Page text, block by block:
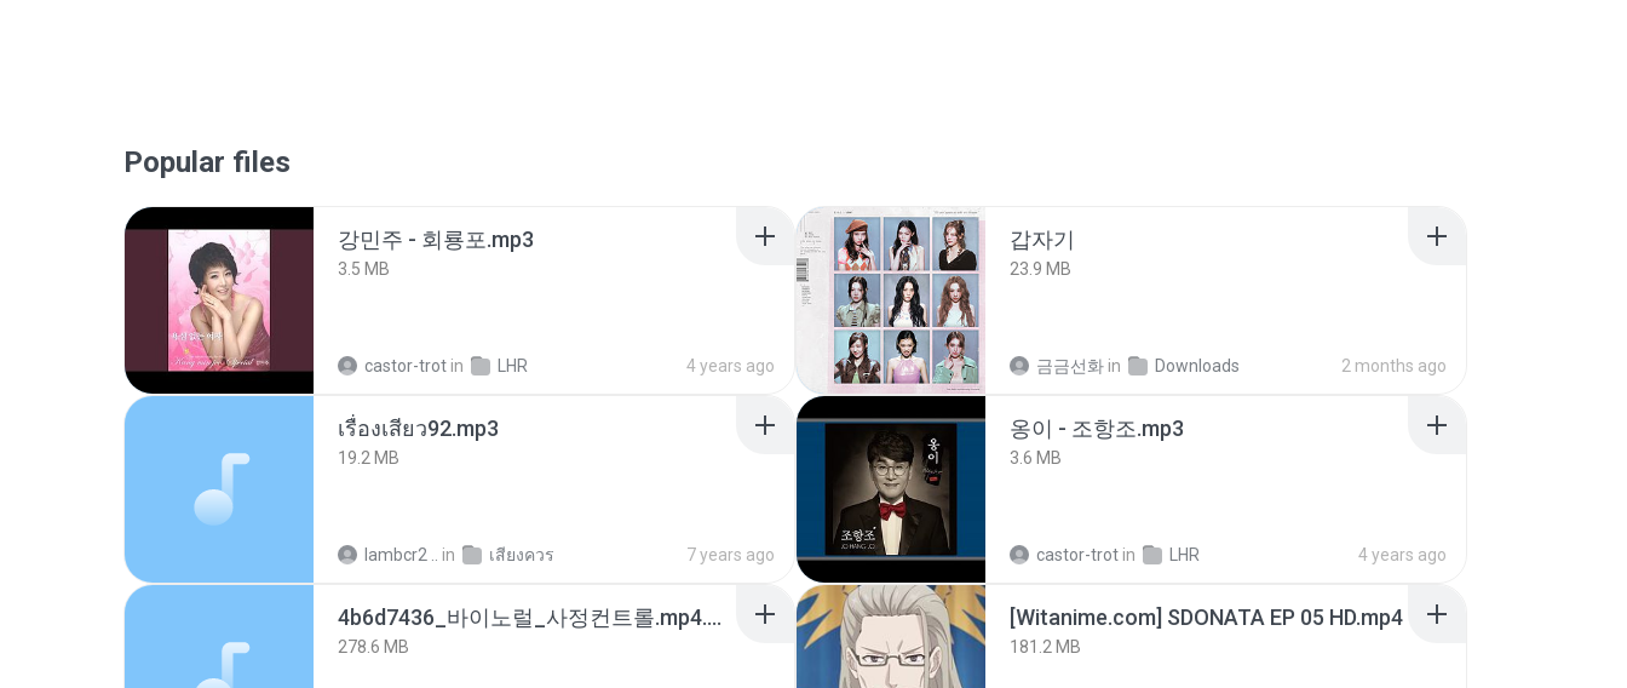
Popular files
강민주 - 회룡포.mp3
3.5 MB
castor-trot in LHR 4 years ago
갑자기
23.9 MB
금금선화 in Downloads 2 months ago
เรื่องเสียว92.mp3
19.2 MB
lambcr2 .. in เสียงควร 7 years ago
옹이 - 조항조.mp3
3.6 MB
castor-trot in LHR 4 years ago
4b6d7436_바이노럴_사정컨트롤.mp4.m4a
278.6 MB
[Witanime.com] SDONATA EP 05 HD.mp4
181.2 MB